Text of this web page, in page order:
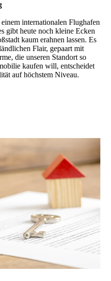
internationalen Flughafen
gibt heute noch kleine Ecken
kaum erahnen lassen. Es
Flair, gepaart mit
die unseren Standort so
kaufen will, entscheidet
auf höchstem Niveau.